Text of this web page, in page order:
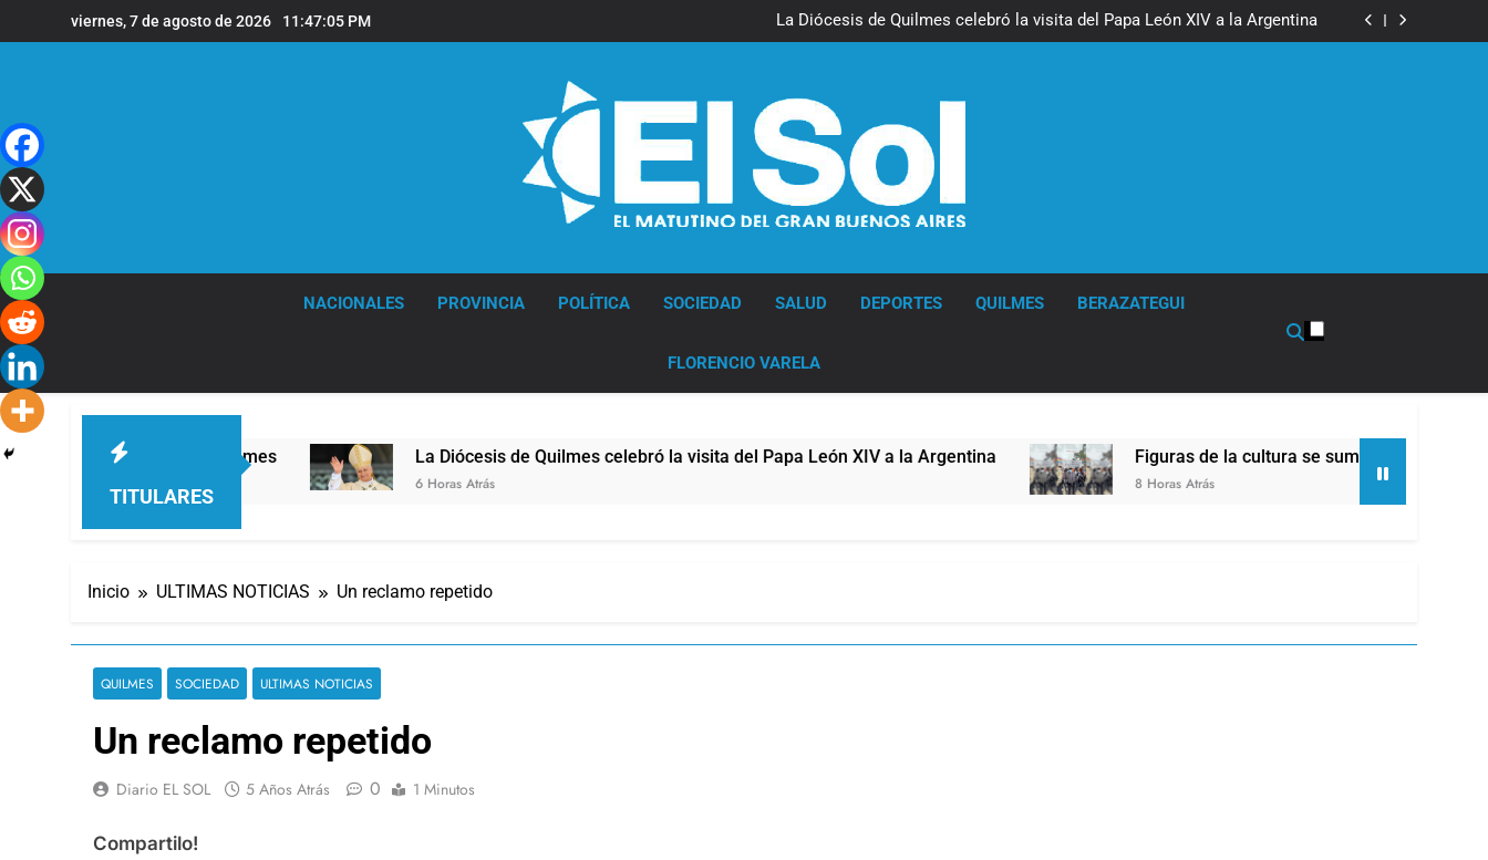
al
viernes, 7 de agosto de 2026 11:47:06 PM
La Diócesis de Quilmes celebró la visita del Papa León XIV a la Argentina
Figuras de la cultura se sumaron a la marcha frente al Congreso contra la
La Diócesis de Quilmes celebró la visita del Papa León XIV a la Argentina
Figuras de la cultura se sumaron a la marcha frente al Congreso contra la
Nueva jornada negativa para los activos argentinos: cayeron las acciones
en Wall Street y el riesgo país quedó al borde de los 450 puntos
NACIONALES PROVINCIA POLÍTICA SOCIEDAD SALUD DEPORTES QUILMES BERAZATEGUI
FLORENCIO VARELA
TITULARES
en la sede de Quilmes La Diócesis de Quilmes celebró la visita del Papa León XIV a la Argentina
6 Horas Atrás
Figuras de la cultura se sumaron a la marcha
8 Horas Atrás
Inicio ULTIMAS NOTICIAS Un reclamo repetido
QUILMES SOCIEDAD ULTIMAS NOTICIAS
Un reclamo repetido
Diario EL SOL 5 Años Atrás 0 1 Minutos
Compartilo!